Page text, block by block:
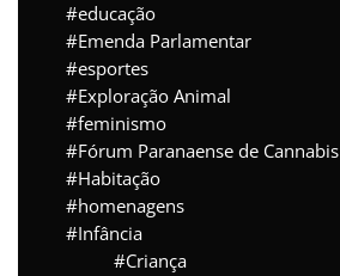
educação
Emenda Parlamentar
esportes
Exploração Animal
feminismo
Fórum Paranaense de Cannabis
Habitação
homenagens
Infância
Criança